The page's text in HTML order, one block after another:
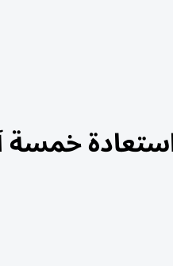
استعادة